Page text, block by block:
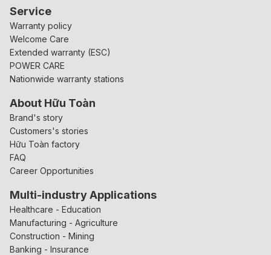
Service
Warranty policy
Welcome Care
Extended warranty (ESC)
POWER CARE
Nationwide warranty stations
About Hữu Toàn
Brand's story
Customers's stories
Hữu Toàn factory
FAQ
Career Opportunities
Multi-industry Applications
Healthcare - Education
Manufacturing - Agriculture
Construction - Mining
Banking - Insurance